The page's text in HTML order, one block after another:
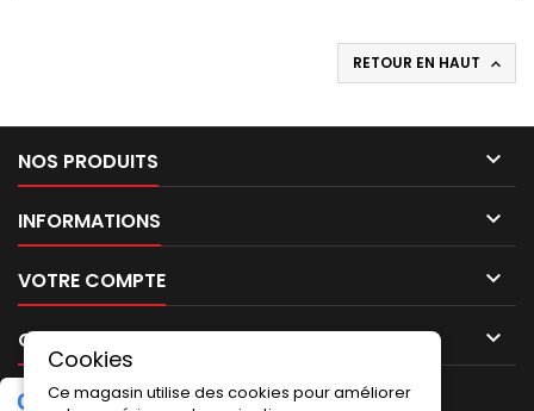
RETOUR EN HAUT 
NOS PRODUITS 
INFORMATIONS 
VOTRE COMPTE 
CONTACT 
Cookies
Ce magasin utilise des cookies pour améliorer
G oogle5.0★ ★★★★Laissez un avis(2 avis)